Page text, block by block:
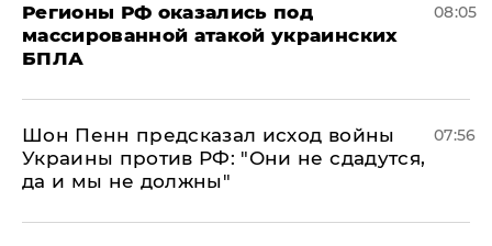
Регионы РФ оказались под
массированной атакой украинских
БПЛА
08:05
Шон Пенн предсказал исход войны
Украины против РФ: "Они не сдадутся,
да и мы не должны"
07:56